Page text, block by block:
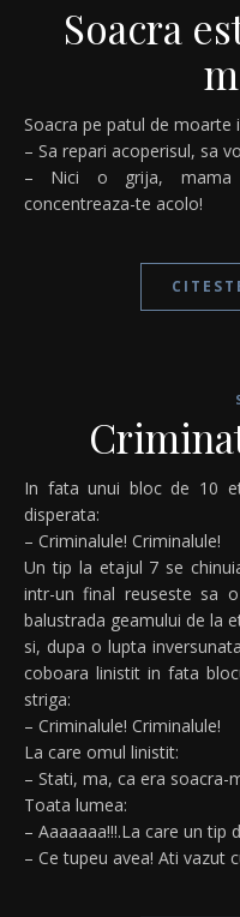
Soacra
Soacra pe patul de moarte
– Sa repari acoperisul, sa
– Nici o grija, mama
concentreaza-te acolo!
In fata unui bloc de 10 etaje se tot aduna lumea si striga
disperata:
– Criminalule! Criminalule!
Un tip la etajul 7 se
intr-un final reuseste sa
balustrada geamului de la
si, dupa o lupta
coboara linistit in fata
striga:
– Criminalule! Criminalule!
La care omul linistit:
– Stati, ma, ca era soacra-
Toata lumea:
– Aaaaaaa!!!.La care un tip
– Ce tupeu avea! Ati vazut